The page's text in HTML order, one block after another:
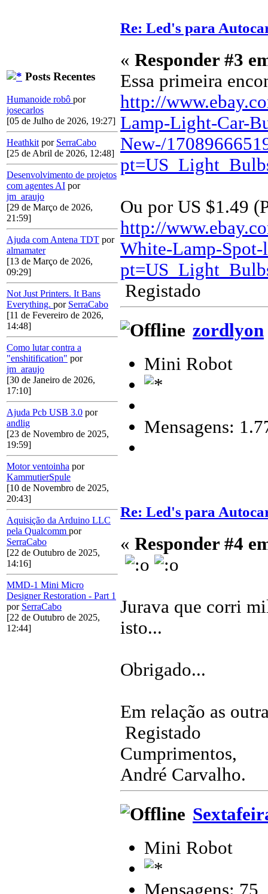
Posts Recentes
Humanoide robô por
josecarlos
[05 de Julho de 2026, 19:27]
Heathkit por SerraCabo
[25 de Abril de 2026, 12:48]
Desenvolvimento de projetos
com agentes AI por
jm_araujo
[29 de Março de 2026,
21:59]
Ajuda com Antena TDT por
almamater
[13 de Março de 2026,
09:29]
Not Just Printers. It Bans
Everything. por SerraCabo
[11 de Fevereiro de 2026,
14:48]
Como lutar contra a
"enshitification" por
jm_araujo
[30 de Janeiro de 2026,
17:10]
Ajuda Pcb USB 3.0 por
andlig
[23 de Novembro de 2025,
19:59]
Motor ventoinha por
KammutierSpule
[10 de Novembro de 2025,
20:43]
Aquisição da Arduino LLC
pela Qualcomm por
SerraCabo
[22 de Outubro de 2025,
14:16]
MMD-1 Mini Micro
Designer Restoration - Part 1
por SerraCabo
[22 de Outubro de 2025,
12:44]
Re: Led's para
« Responder #3
Essa primeira
http://
Lamp-Light-Car-
New-/
Ou por US $1.49
http://
White-Lamp-
Registado
zordlyon
Mini Robot
Mensagens:
Re: Led's para
« Responder #4
Jurava que corri
isto...
Obrigado...
Em relação as
Registado
Cumprimentos,
André Carvalho.
Mini Robot